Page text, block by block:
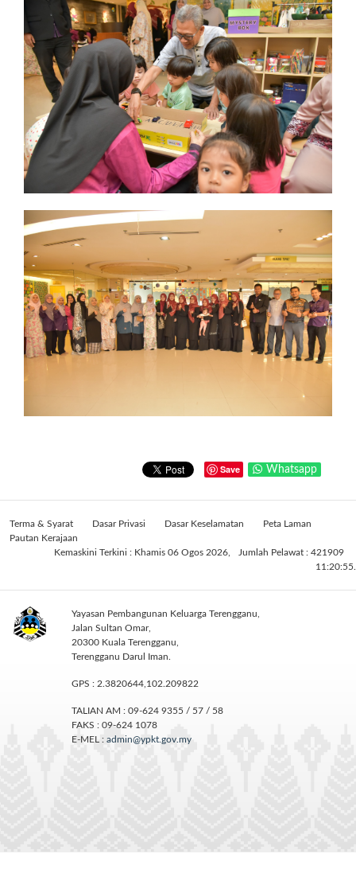
Save Whatsapp
Terma & Syarat Dasar Privasi Dasar Keselamatan
Peta Laman
Pautan Kerajaan
Jumlah Pelawat : 421909
Kemaskini Terkini : Khamis 06 Ogos 2026,
11:20:55.
Yayasan Pembangunan Keluarga Terengganu,
Jalan Sultan Omar,
20300 Kuala Terengganu,
Terengganu Darul Iman.
GPS : 2.3820644,102.209822
TALIAN AM : 09-624 9355 / 57 / 58
FAKS : 09-624 1078
E-MEL : admin@ypkt.gov.my